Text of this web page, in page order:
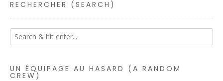
RECHERCHER (SEARCH)
UN ÉQUIPAGE AU HASARD (A RANDOM
CREW)